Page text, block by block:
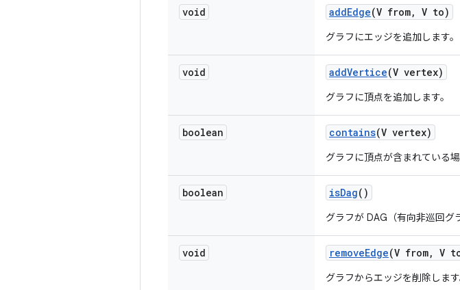
void addEdge(V from, V to)
グラフにエッジを追加します
void addVertice(V vertex)
グラフに頂点を追加します。
boolean contains(V vertex)
グラフに頂点が含まれている
boolean isDag()
グラフが DAG（有向非巡回グ
void removeEdge(V from, V
グラフからエッジを削除します